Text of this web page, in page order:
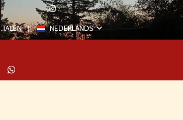
TALEN NEDERLANDS
Twitterwhatsapp